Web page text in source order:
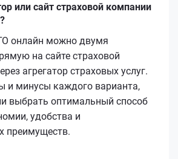
или сайт страховой компании
онлайн можно двумя
на сайте страховой
агрегатор страховых услуг.
и минусы каждого варианта,
выбрать оптимальный способ
удобства и
преимуществ.